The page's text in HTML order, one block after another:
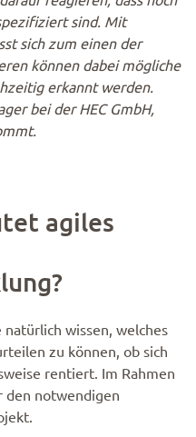
sind. Mit
sich zum einen der
können dabei mögliche
erkannt werden.
bei der HEC GmbH,
agiles
natürlich wissen, welches
zu können, ob sich
rentiert. Im Rahmen
notwendigen